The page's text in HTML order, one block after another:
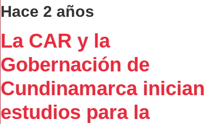
Hace 2 años
La CAR y la
Gobernación de
Cundinamarca inician
estudios para la